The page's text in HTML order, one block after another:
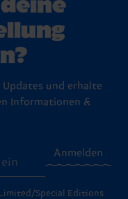
und erhalte
Informationen &
Anmelden
Special Editions